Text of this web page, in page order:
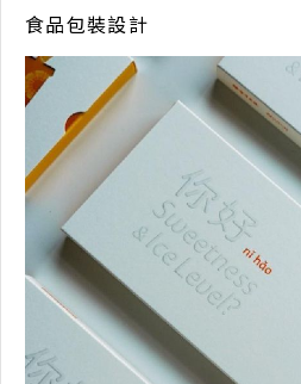
食品包裝設計